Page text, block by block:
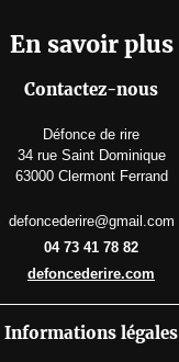
En savoir plus
Contactez-nous
Défonce de rire
34 rue Saint Dominique
63000 Clermont Ferrand
defoncederire@gmail.com
04 73 41 78 82
defoncederire.com
Informations légales